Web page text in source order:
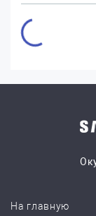
На главную